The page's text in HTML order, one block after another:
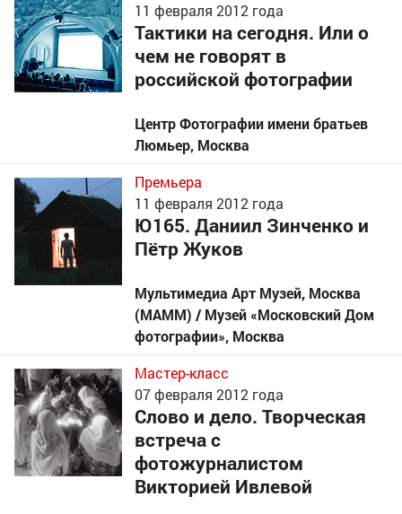
11 февраля 2012 года
Тактики на сегодня. Или о
чем не говорят в
российской фотографии
Центр Фотографии имени братьев
Люмьер, Москва
Премьера
11 февраля 2012 года
Ю165. Даниил Зинченко и
Пётр Жуков
Мультимедиа Арт Музей, Москва
(МАММ) / Музей «Московский Дом
фотографии», Москва
Мастер-класс
07февраля 2012 года
Слово и дело. Творческая
встреча с
фотожурналистом
Викторией Ивлевой